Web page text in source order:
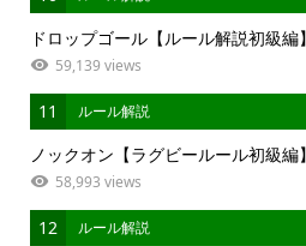
ドロップゴール【ルール解説初級編】
59,139 views
11 ルール解説
ノックオン【ラグビールール初級編】
58,993 views
12 ルール解説